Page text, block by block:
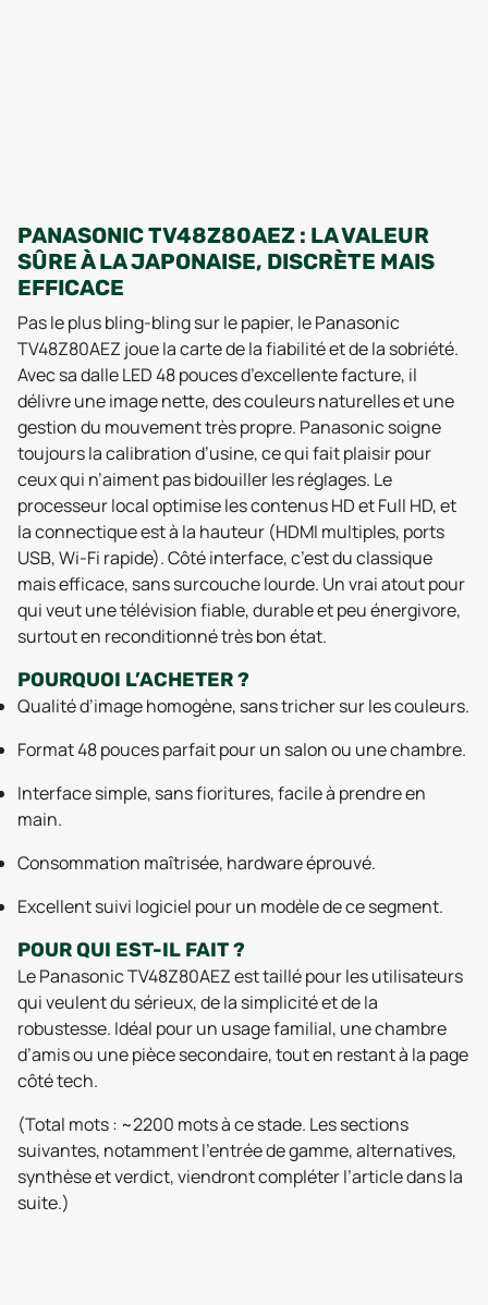
PANASONIC TV48Z80AEZ : LA VALEUR
SÛRE À LA JAPONAISE, DISCRÈTE MAIS
EFFICACE
Pas le plus bling-bling sur le papier, le Panasonic
TV48Z80AEZ joue la carte de la fiabilité et de la sobriété.
Avec sa dalle LED 48 pouces d’excellente facture, il
délivre une image nette, des couleurs naturelles et une
gestion du mouvement très propre. Panasonic soigne
toujours la calibration d’usine, ce qui fait plaisir pour
ceux qui n’aiment pas bidouiller les réglages. Le
processeur local optimise les contenus HD et Full HD, et
la connectique est à la hauteur (HDMI multiples, ports
USB, Wi-Fi rapide). Côté interface, c’est du classique
mais efficace, sans surcouche lourde. Un vrai atout pour
qui veut une télévision fiable, durable et peu énergivore,
surtout en reconditionné très bon état.
POURQUOI L’ACHETER ?
Qualité d’image homogène, sans tricher sur les couleurs.
Format 48 pouces parfait pour un salon ou une chambre.
Interface simple, sans fioritures, facile à prendre en
main.
Consommation maîtrisée, hardware éprouvé.
Excellent suivi logiciel pour un modèle de ce segment.
POUR QUI EST-IL FAIT ?
Le Panasonic TV48Z80AEZ est taillé pour les utilisateurs
qui veulent du sérieux, de la simplicité et de la
robustesse. Idéal pour un usage familial, une chambre
d’amis ou une pièce secondaire, tout en restant à la page
côté tech.
(Total mots : ~2200 mots à ce stade. Les sections
suivantes, notamment l’entrée de gamme, alternatives,
synthèse et verdict, viendront compléter l’article dans la
suite.)